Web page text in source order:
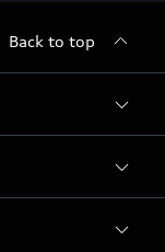
Back to top